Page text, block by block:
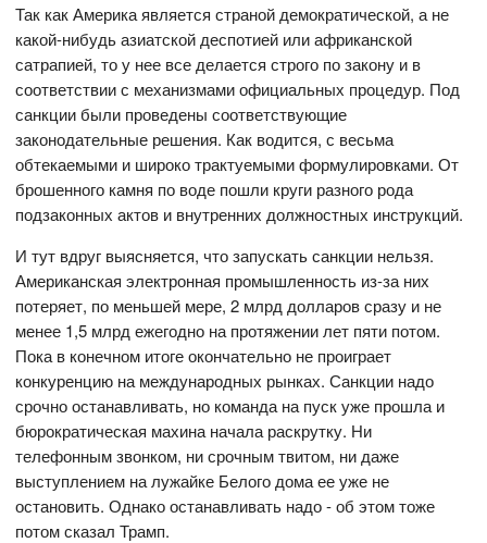
Так как Америка является страной демократической, а не
какой-нибудь азиатской деспотией или африканской
сатрапией, то у нее все делается строго по закону и в
соответствии с механизмами официальных процедур. Под
санкции были проведены соответствующие
законодательные решения. Как водится, с весьма
обтекаемыми и широко трактуемыми формулировками. От
брошенного камня по воде пошли круги разного рода
подзаконных актов и внутренних должностных инструкций.
И тут вдруг выясняется, что запускать санкции нельзя.
Американская электронная промышленность из-за них
потеряет, по меньшей мере, 2 млрд долларов сразу и не
менее 1,5 млрд ежегодно на протяжении лет пяти потом.
Пока в конечном итоге окончательно не проиграет
конкуренцию на международных рынках. Санкции надо
срочно останавливать, но команда на пуск уже прошла и
бюрократическая махина начала раскрутку. Ни
телефонным звонком, ни срочным твитом, ни даже
выступлением на лужайке Белого дома ее уже не
остановить. Однако останавливать надо - об этом тоже
потом сказал Трамп.